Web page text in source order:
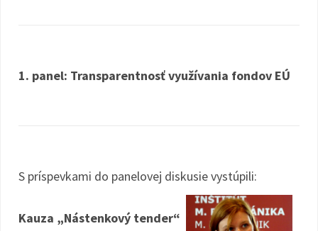
1. panel: Transparentnosť využívania fondov EÚ
S príspevkami do panelovej diskusie vystúpili:
Kauza „Nástenkový tender“